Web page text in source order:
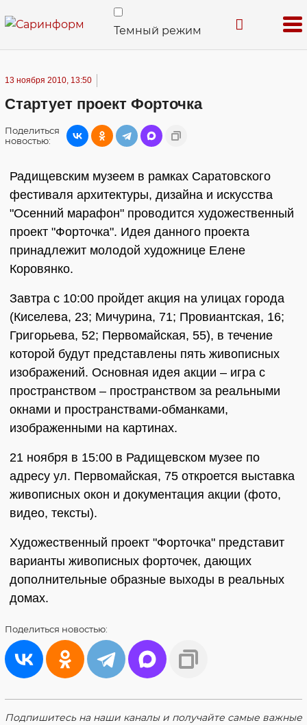
Темный режим
13 ноября 2010, 13:50
Стартует проект Форточка
Поделиться
новостью:
Радищевским музеем в рамках Саратовского
фестиваля архитектуры, дизайна и искусства
"Осенний марафон" проводится художественный
проект "Форточка". Идея данного проекта
принадлежит молодой художнице Елене
Коровянко.
Завтра с 10:00 пройдет акция на улицах города
(Киселева, 23; Мичурина, 71; Провиантская, 16;
Григорьева, 52; Первомайская, 55), в течение
которой будут представлены пять живописных
изображений. Основная идея акции – игра с
пространством – пространством за реальными
окнами и пространствами-обманками,
изображенными на картинах.
21 ноября в 15:00 в Радищевском музее по
адресу ул. Первомайская, 75 откроется выставка
живописных окон и документация акции (фото,
видео, тексты).
Художественный проект "Форточка" представит
варианты живописных форточек, дающих
дополнительные образные выходы в реальных
домах.
Поделиться новостью:
Подпишитесь на наши каналы и получайте самые важные